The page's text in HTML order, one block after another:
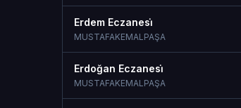
Erdem Eczanesi̇
MUSTAFAKEMALPAŞA
Erdoğan Eczanesi̇
MUSTAFAKEMALPAŞA